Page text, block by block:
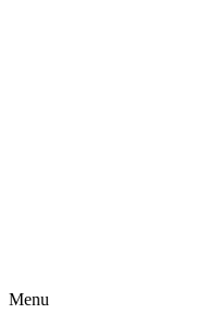
Menu